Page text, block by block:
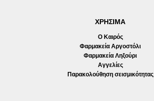
ΧΡΗΣΙΜΑ
Ο Καιρός
Φαρμακεία Αργοστόλι
Φαρμακεία Ληξούρι
Αγγελίες
Παρακολούθηση σεισμικότητας